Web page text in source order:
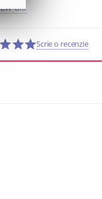
URI
Scrie o recenzie